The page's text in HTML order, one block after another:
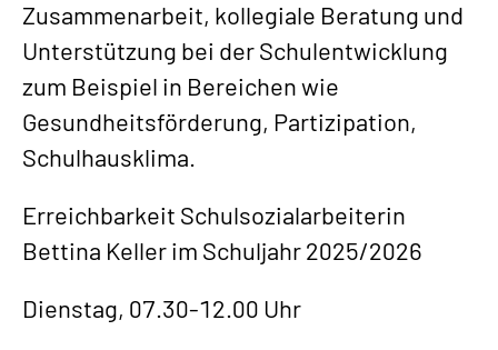
Zusammenarbeit, kollegiale Beratung und
Unterstützung bei der Schulentwicklung
zum Beispiel in Bereichen wie
Gesundheitsförderung, Partizipation,
Schulhausklima.
Erreichbarkeit Schulsozialarbeiterin
Bettina Keller im Schuljahr 2025/2026
Dienstag, 07.30-12.00 Uhr